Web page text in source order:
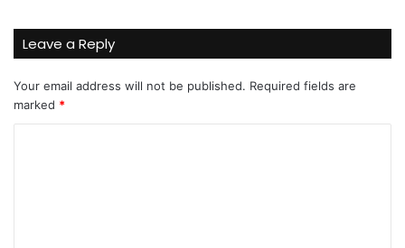
Leave a Reply
Your email address will not be published. Required fields are
marked *